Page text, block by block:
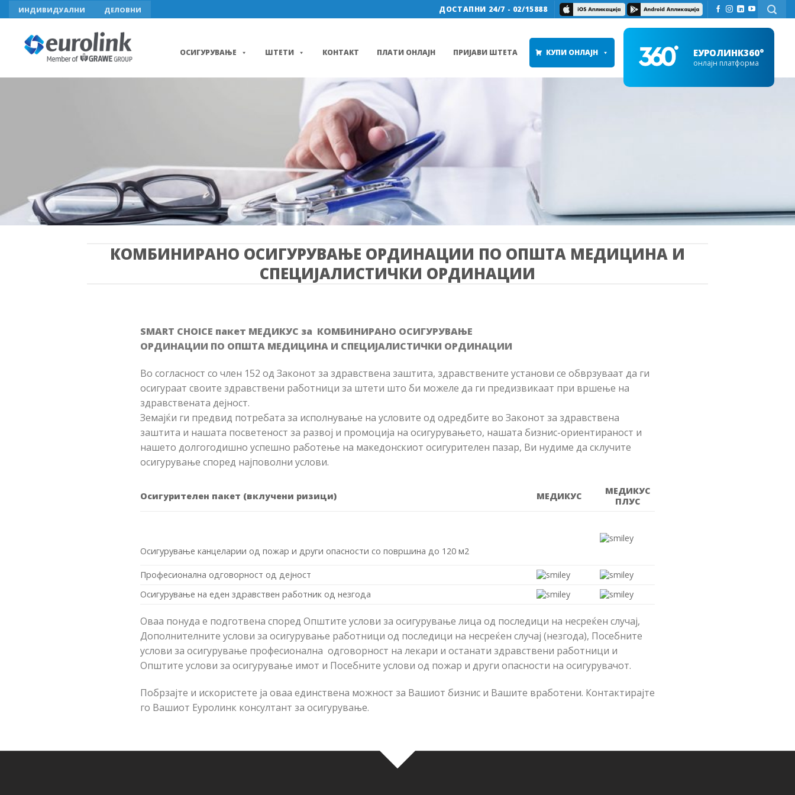
to
content
ИНДИВИДУАЛНИ ДЕЛОВНИ ДОСТАПНИ 24/7 - 02/15888
ОСИГУРУВАЊЕ ШТЕТИ КОНТАКТ ПЛАТИ ОНЛАЈН ПРИЈАВИ ШТЕТА КУПИ ОНЛАЈН ЕУРОЛИНК360°
онлајн платформа
КОМБИНИРАНО ОСИГУРУВАЊЕ ОРДИНАЦИИ ПО ОПШТА МЕДИЦИНА И
СПЕЦИЈАЛИСТИЧКИ ОРДИНАЦИИ
SMART CHOICE пакет МЕДИКУС за КОМБИНИРАНО ОСИГУРУВАЊЕ
ОРДИНАЦИИ ПО ОПШТА МЕДИЦИНА И СПЕЦИЈАЛИСТИЧКИ ОРДИНАЦИИ
Во согласност со член 152 од Законот за здравствена заштита, здравствените установи се обврзуваат да ги
осигураат своите здравствени работници за штети што би можеле да ги предизвикаат при вршење на
здравствената дејност.
Земајќи ги предвид потребата за исполнување на условите од одредбите во Законот за здравствена
заштита и нашата посветеност за развој и промоција на осигурувањето, нашата бизнис-ориентираност и
нашeто долгогодишно успешно работење на македонскиот осигурителен пазар, Ви нудиме да склучите
осигурување според најповолни услови.
Осигурителен пакет (вклучени ризици) МЕДИКУС
МЕДИКУС
ПЛУС
Осигурување канцеларии од пожар и други опасности со површина до 120 м2
Професионална одговорност од дејност
Oсигурување на еден здравствен работник од незгода
Оваа понуда е подготвена според Општите услови за осигурување лица од последици на несреќен случај,
Дополнителните услови за осигурување работници од последици на несреќен случај (незгода), Посебните
услови за осигурување професионална одговорност на лекари и останати здравствени работници и
Општите услови за осигурување имот и Посебните услови од пожар и други опасности на осигурувачот.
Побрзајте и искористете ја оваа единствена можност за Вашиот бизнис и Вашите вработени. Контактирајте
го Вашиот Еуролинк консултант за осигурување.